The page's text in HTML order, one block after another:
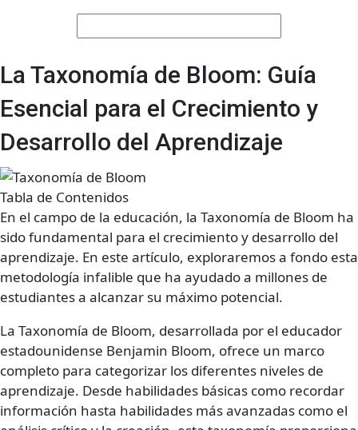
La Taxonomía de Bloom: Guía
Esencial para el Crecimiento y
Desarrollo del Aprendizaje
Tabla de Contenidos
En el campo de la educación, la Taxonomía de Bloom ha
sido fundamental para el crecimiento y desarrollo del
aprendizaje. En este artículo, exploraremos a fondo esta
metodología infalible que ha ayudado a millones de
estudiantes a alcanzar su máximo potencial.
La Taxonomía de Bloom, desarrollada por el educador
estadounidense Benjamin Bloom, ofrece un marco
completo para categorizar los diferentes niveles de
aprendizaje. Desde habilidades básicas como recordar
información hasta habilidades más avanzadas como el